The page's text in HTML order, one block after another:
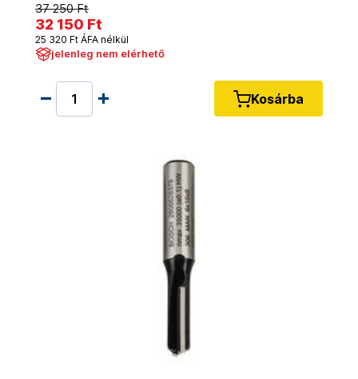
37 250 Ft
32 150 Ft
25 320 Ft ÁFA nélkül
jelenleg nem elérhető
Kosárba